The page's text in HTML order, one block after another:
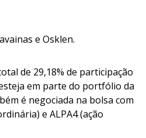
e Osklen.
de 29,18% de participação
em parte do portfólio da
é negociada na bolsa com
e ALPA4 (ação